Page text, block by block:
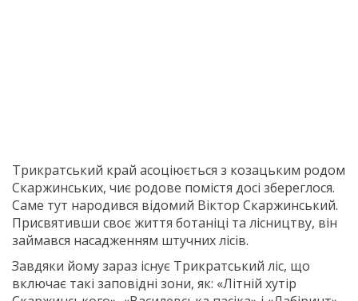
Трикратський край асоціюється з козацьким родом
Скаржинських, чиє родове помістя досі збереглося.
Саме тут народився відомий Віктор Скаржинський.
Присвятивши своє життя ботаніці та лісництву, він
займався насадженням штучних лісів.
Завдяки йому зараз існує Трикратський ліс, що
включає такі заповідні зони, як: «Літній хутір